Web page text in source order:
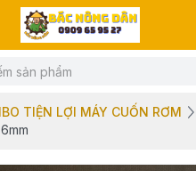
TIỆN LỢI MÁY CUỐN RƠM